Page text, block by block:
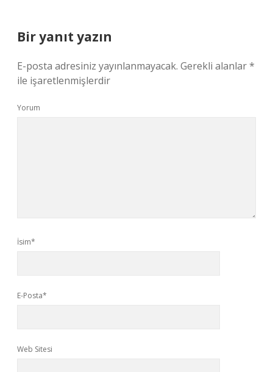
Bir yanıt yazın
E-posta adresiniz yayınlanmayacak. Gerekli alanlar*
ile işaretlenmişlerdir
Yorum
İsim*
E-Posta*
Web Sitesi